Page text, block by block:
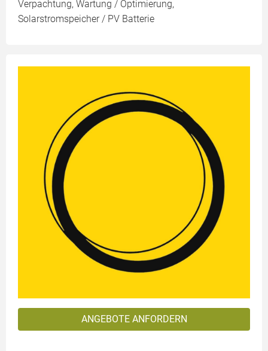
Verpachtung, Wartung / Optimierung,
Solarstromspeicher / PV Batterie
ANGEBOTE ANFORDERN